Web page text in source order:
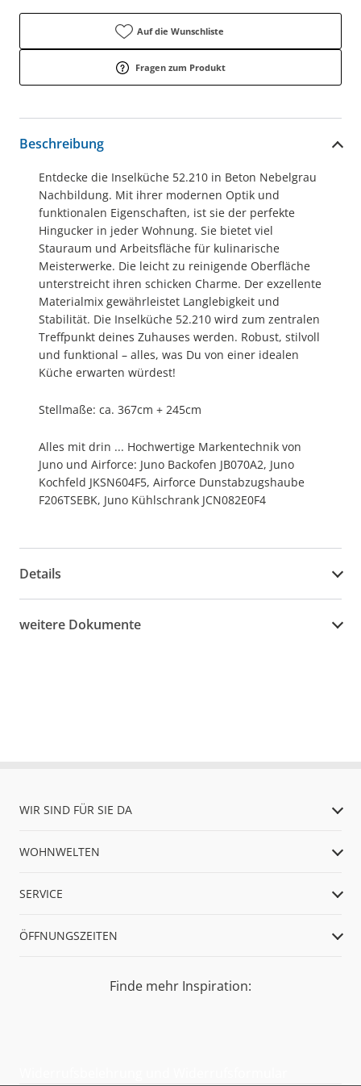
Auf die Wunschliste
Fragen zum Produkt
Beschreibung
Entdecke die Inselküche 52.210 in Beton Nebelgrau
Nachbildung. Mit ihrer modernen Optik und
funktionalen Eigenschaften, ist sie der perfekte
Hingucker in jeder Wohnung. Sie bietet viel
Stauraum und Arbeitsfläche für kulinarische
Meisterwerke. Die leicht zu reinigende Oberfläche
unterstreicht ihren schicken Charme. Der exzellente
Materialmix gewährleistet Langlebigkeit und
Stabilität. Die Inselküche 52.210 wird zum zentralen
Treffpunkt deines Zuhauses werden. Robust, stilvoll
und funktional – alles, was Du von einer idealen
Küche erwarten würdest!
Stellmaße: ca. 367cm + 245cm
Alles mit drin ... Hochwertige Markentechnik von
Juno und Airforce: Juno Backofen JB070A2, Juno
Kochfeld JKSN604F5, Airforce Dunstabzugshaube
F206TSEBK, Juno Kühlschrank JCN082E0F4
Details
weitere Dokumente
WIR SIND FÜR SIE DA
WOHNWELTEN
SERVICE
ÖFFNUNGSZEITEN
Finde mehr Inspiration: